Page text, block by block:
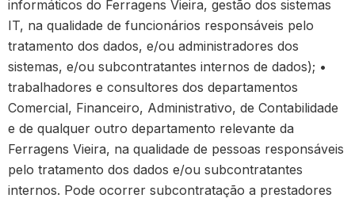
informáticos do Ferragens Vieira, gestão dos sistemas
IT, na qualidade de funcionários responsáveis pelo
tratamento dos dados, e/ou administradores dos
sistemas, e/ou subcontratantes internos de dados); •
trabalhadores e consultores dos departamentos
Comercial, Financeiro, Administrativo, de Contabilidade
e de qualquer outro departamento relevante da
Ferragens Vieira, na qualidade de pessoas responsáveis
pelo tratamento dos dados e/ou subcontratantes
internos. Pode ocorrer subcontratação a prestadores